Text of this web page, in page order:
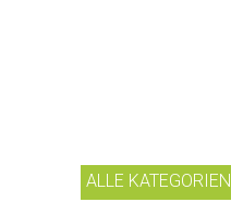
ALLE KATEGORIEN